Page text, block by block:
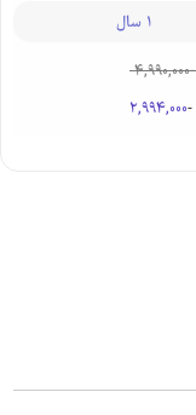
1 سال
-
4,990,000
-
2,994,000